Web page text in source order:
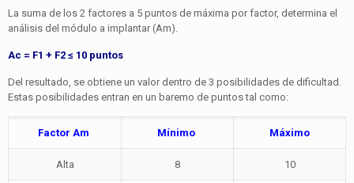
La suma de los 2 factores a 5 puntos de máxima por factor, determina el
análisis del módulo a implantar (Am).
Ac = F1 + F2 ≤ 10 puntos
Del resultado, se obtiene un valor dentro de 3 posibilidades de dificultad.
Estas posibilidades entran en un baremo de puntos tal como:
Factor Am Mínimo Máximo
Alta 8 10